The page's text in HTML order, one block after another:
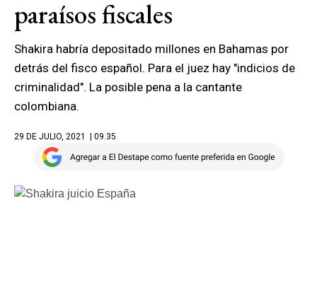
paraísos fiscales
Shakira habría depositado millones en Bahamas por
detrás del fisco español. Para el juez hay "indicios de
criminalidad". La posible pena a la cantante
colombiana.
29 DE JULIO, 2021 | 09.35